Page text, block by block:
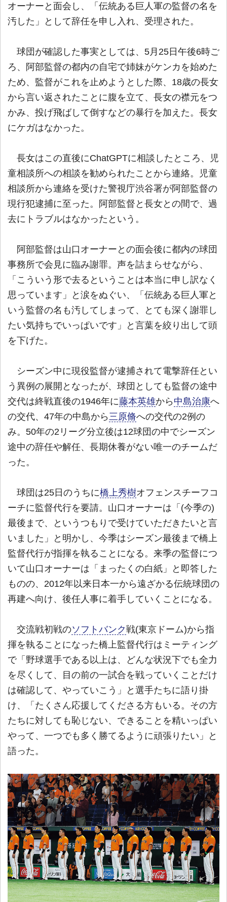
オーナーと面会し、「伝統ある巨人軍の監督の名を
汚した」として辞任を申し入れ、受理された。
球団が確認した事実としては、5月25日午後6時ご
ろ、阿部監督の都内の自宅で姉妹がケンカを始めた
ため、監督がこれを止めようとした際、18歳の長女
から言い返されたことに腹を立て、長女の襟元をつ
かみ、投げ飛ばして倒すなどの暴行を加えた。長女
にケガはなかった。
長女はこの直後にChatGPTに相談したところ、児
童相談所への相談を勧められたことから連絡。児童
相談所から連絡を受けた警視庁渋谷署が阿部監督の
現行犯逮捕に至った。阿部監督と長女との間で、過
去にトラブルはなかったという。
阿部監督は山口オーナーとの面会後に都内の球団
事務所で会見に臨み謝罪。声を詰まらせながら、
「こういう形で去るということは本当に申し訳なく
思っています」と涙をぬぐい、「伝統ある巨人軍と
いう監督の名も汚してしまって、とても深く謝罪し
たい気持ちでいっぱいです」と言葉を絞り出して頭
を下げた。
シーズン中に現役監督が逮捕されて電撃辞任とい
う異例の展開となったが、球団としても監督の途中
交代は終戦直後の1946年に藤本英雄から 中島治康へ
の交代、47年の中島から 三原脩への交代の2例の
み。50年の2リーグ分立後は12球団の中でシーズン
途中の辞任や解任、長期休養がない唯一のチームだ
った。
球団は25日のうちに橋上秀樹オフェンスチーフコ
ーチに監督代行を要請。山口オーナーは「(今季の)
最後まで、というつもりで受けていただきたいと言
いました」と明かし、今季はシーズン最後まで橋上
監督代行が指揮を執ることになる。来季の監督につ
いて山口オーナーは「まったくの白紙」と即答した
ものの、2012年以来日本一から遠ざかる伝統球団の
再建へ向け、後任人事に着手していくことになる。
交流戦初戦のソフトバンク戦(東京ドーム)から指
揮を執ることになった橋上監督代行はミーティング
で「野球選手である以上は、どんな状況下でも全力
を尽くして、目の前の一試合を戦っていくことだけ
は確認して、やっていこう」と選手たちに語り掛
け、「たくさん応援してくださる方もいる。その方
たちに対しても恥じない、できることを精いっぱい
やって、一つでも多く勝てるように頑張りたい」と
語った。